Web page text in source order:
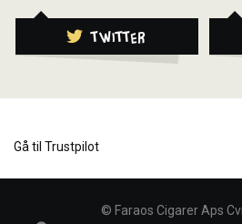
Twitter
Gå til Trustpilot
© Faraos Cigarer Aps